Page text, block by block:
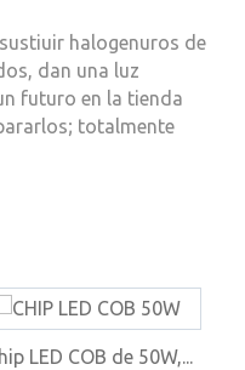
halogenuros de
dan una luz
futuro en la tienda
totalmente
LED COB de 50W,...